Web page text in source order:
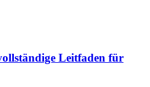
Leitfaden für